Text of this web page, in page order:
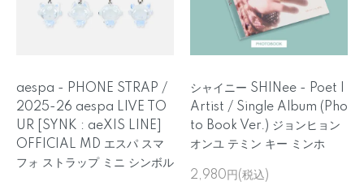
aespa - PHONE STRAP /
2025-26 aespa LIVE TO
UR [SYNK : aeXIS LINE]
OFFICIAL MD エスパ スマ
フォ ストラップ ミニ シンボル
シャイニー SHINee - Poet |
Artist / Single Album (Pho
to Book Ver.) ジョンヒョン
オンユ テミン キー ミンホ
2,980円(税込)